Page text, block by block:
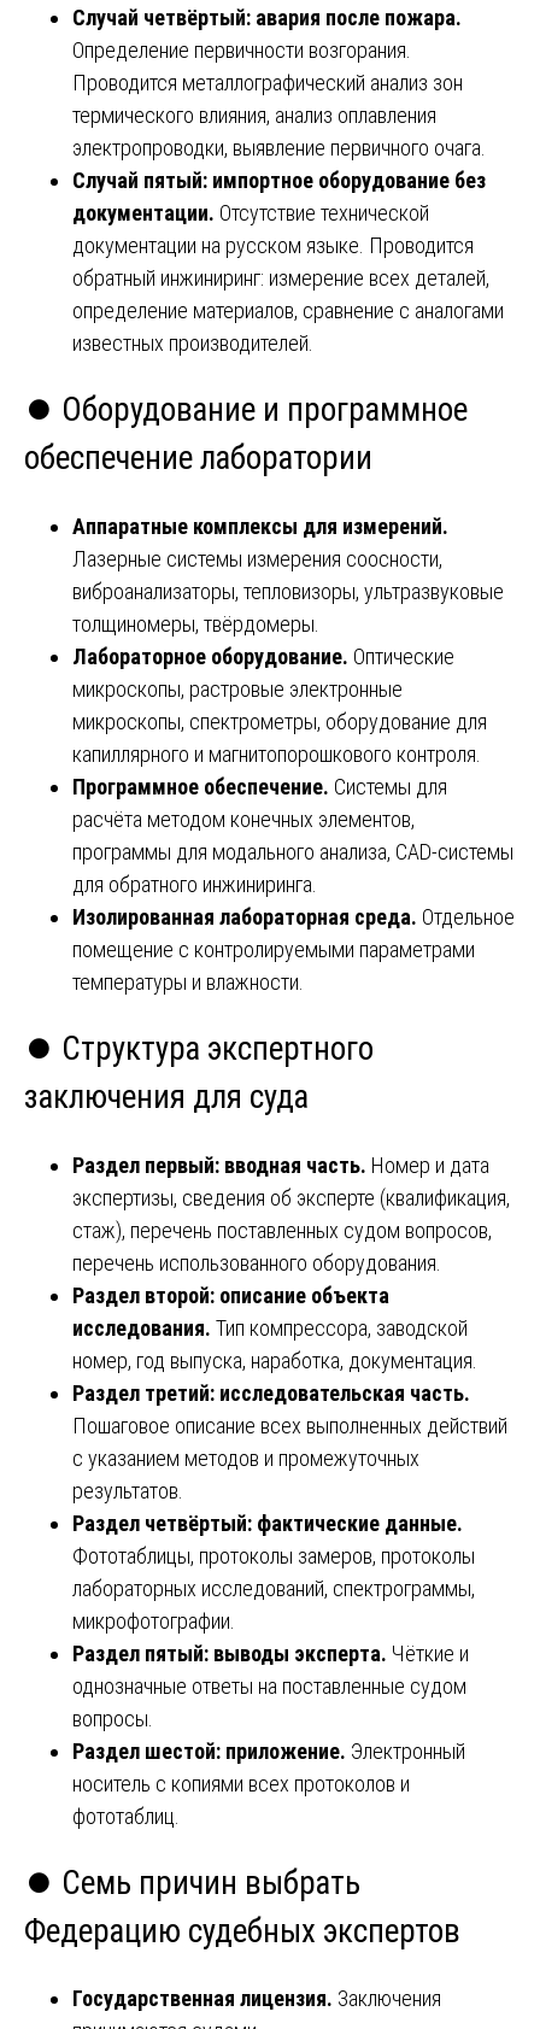
Случай четвёртый: авария после пожара.
Определение первичности возгорания.
Проводится металлографический анализ зон
термического влияния, анализ оплавления
электропроводки, выявление первичного очага.
Случай пятый: импортное оборудование без
документации. Отсутствие технической
документации на русском языке. Проводится
обратный инжиниринг: измерение всех деталей,
определение материалов, сравнение с аналогами
известных производителей.
⏺️ Оборудование и программное
обеспечение лаборатории
Аппаратные комплексы для измерений.
Лазерные системы измерения соосности,
виброанализаторы, тепловизоры, ультразвуковые
толщиномеры, твёрдомеры.
Лабораторное оборудование. Оптические
микроскопы, растровые электронные
микроскопы, спектрометры, оборудование для
капиллярного и магнитопорошкового контроля.
Программное обеспечение. Системы для
расчёта методом конечных элементов,
программы для модального анализа, CAD-системы
для обратного инжиниринга.
Изолированная лабораторная среда. Отдельное
помещение с контролируемыми параметрами
температуры и влажности.
⏺️ Структура экспертного
заключения для суда
Раздел первый: вводная часть. Номер и дата
экспертизы, сведения об эксперте (квалификация,
стаж), перечень поставленных судом вопросов,
перечень использованного оборудования.
Раздел второй: описание объекта
исследования. Тип компрессора, заводской
номер, год выпуска, наработка, документация.
Раздел третий: исследовательская часть.
Пошаговое описание всех выполненных действий
с указанием методов и промежуточных
результатов.
Раздел четвёртый: фактические данные.
Фототаблицы, протоколы замеров, протоколы
лабораторных исследований, спектрограммы,
микрофотографии.
Раздел пятый: выводы эксперта. Чёткие и
однозначные ответы на поставленные судом
вопросы.
Раздел шестой: приложение. Электронный
носитель с копиями всех протоколов и
фототаблиц.
⏺️ Семь причин выбрать
Федерацию судебных экспертов
Государственная лицензия. Заключения